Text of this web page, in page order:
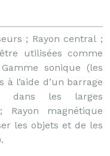
; Rayon central ;
utilisées comme
sonique (les
l’aide d’un barrage
dans les larges
magnétique
les objets et de les